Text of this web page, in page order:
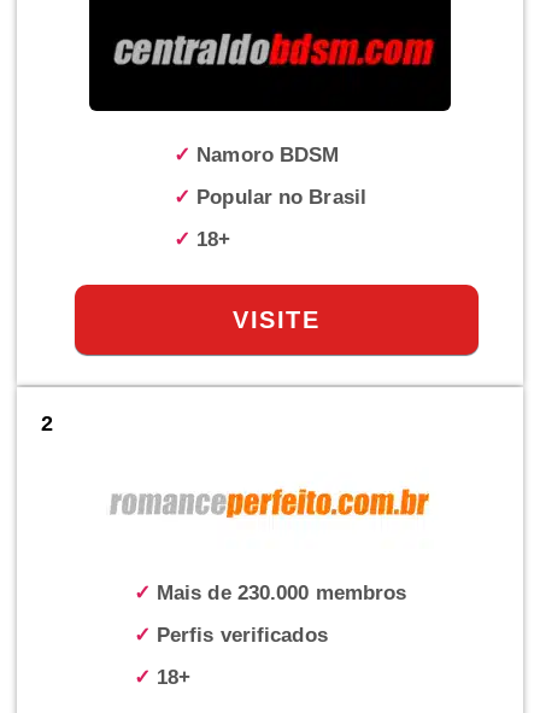
✓ Namoro BDSM
✓ Popular no Brasil
✓ 18+
VISITE
2
✓ Mais de 230.000 membros
✓ Perfis verificados
✓ 18+